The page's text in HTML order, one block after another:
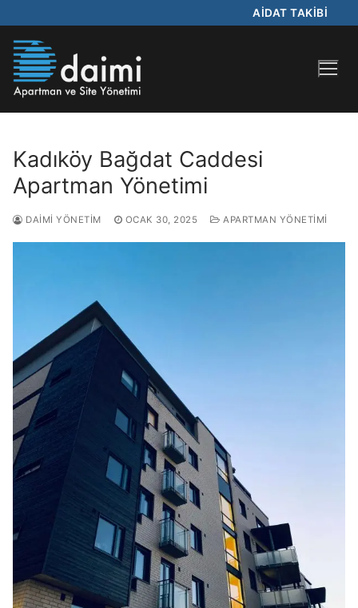
AİDAT TAKİBİ
Kadıköy Bağdat Caddesi
Apartman Yönetimi
DAIMI YÖNETIM OCAK 30, 2025 APARTMAN YÖNETIMI